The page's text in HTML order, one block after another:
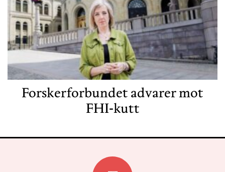
Forskerforbundet advarer mot
FHI-kutt